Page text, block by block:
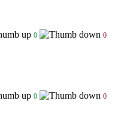
0 0
0 0